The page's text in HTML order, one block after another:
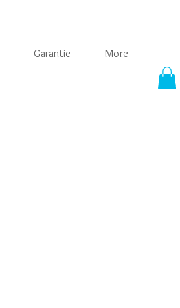
Garantie More